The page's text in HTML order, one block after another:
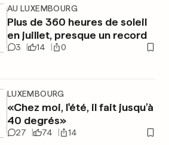
AU LUXEMBOURG
Plus de 360 heures de soleil
en juillet, presque un record
3 14 0
LUXEMBOURG
«Chez moi, l'été, il fait jusqu’à
40 degrés»
27 74 14